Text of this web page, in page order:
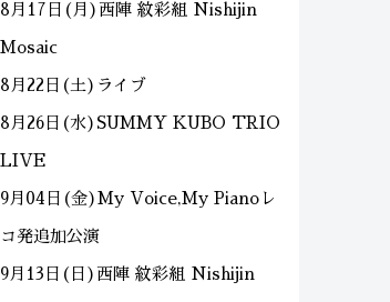
8月17日(月)西陣 紋彩組 Nishijin
Mosaic
8月22日(土)ライブ
8月26日(水)SUMMY KUBO TRIO
LIVE
9月04日(金)My Voice,My Pianoレ
コ発追加公演
9月13日(日)西陣 紋彩組 Nishijin